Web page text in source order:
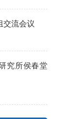
交流会议
究所侯春堂